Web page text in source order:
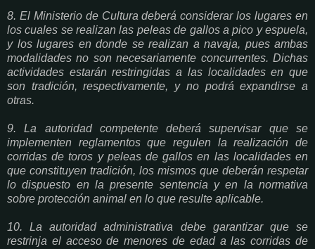
8. El Ministerio de Cultura deberá considerar los lugares en
los cuales se realizan las peleas de gallos a pico y espuela,
y los lugares en donde se realizan a navaja, pues ambas
modalidades no son necesariamente concurrentes. Dichas
actividades estarán restringidas a las localidades en que
son tradición, respectivamente, y no podrá expandirse a
otras.
9. La autoridad competente deberá supervisar que se
implementen reglamentos que regulen la realización de
corridas de toros y peleas de gallos en las localidades en
que constituyen tradición, los mismos que deberán respetar
lo dispuesto en la presente sentencia y en la normativa
sobre protección animal en lo que resulte aplicable.
10. La autoridad administrativa debe garantizar que se
restrinja el acceso de menores de edad a las corridas de